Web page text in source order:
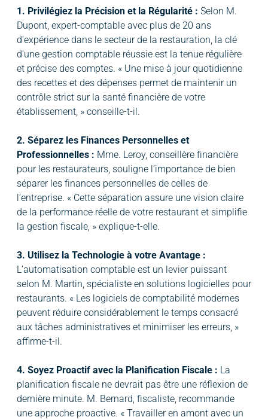
1. Privilégiez la Précision et la Régularité : Selon M.
Dupont, expert-comptable avec plus de 20 ans
d’expérience dans le secteur de la restauration, la clé
d’une gestion comptable réussie est la tenue régulière
et précise des comptes. « Une mise à jour quotidienne
des recettes et des dépenses permet de maintenir un
contrôle strict sur la santé financière de votre
établissement, » conseille-t-il.
2. Séparez les Finances Personnelles et
Professionnelles : Mme. Leroy, conseillère financière
pour les restaurateurs, souligne l’importance de bien
séparer les finances personnelles de celles de
l’entreprise. « Cette séparation assure une vision claire
de la performance réelle de votre restaurant et simplifie
la gestion fiscale, » explique-t-elle.
3. Utilisez la Technologie à votre Avantage :
L’automatisation comptable est un levier puissant
selon M. Martin, spécialiste en solutions logicielles pour
restaurants. « Les logiciels de comptabilité modernes
peuvent réduire considérablement le temps consacré
aux tâches administratives et minimiser les erreurs, »
affirme-t-il.
4. Soyez Proactif avec la Planification Fiscale : La
planification fiscale ne devrait pas être une réflexion de
dernière minute. M. Bernard, fiscaliste, recommande
une approche proactive. « Travailler en amont avec un